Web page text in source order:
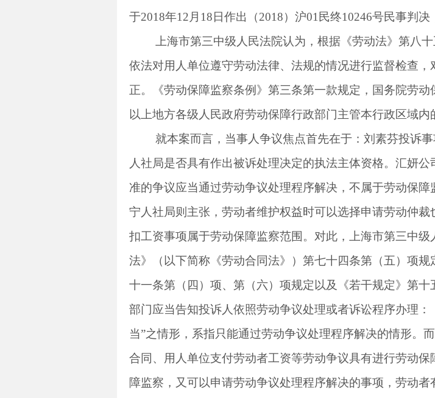
于2018年12 月 18 日作出（2018）沪01 民终10246号民事判决
上海市第三中级人民法院认为，根据《劳动法》第八
依法对用人单位遵守劳动法律、法规的情况进行监督检查
正。《劳动保障监察条例》第三条第一款规定，国务院劳
以上地方各级人民政府劳动保障行政部门主管本行政区域内
就本案而言，当事人争议焦点首先在于：刘素芬投诉
人社局是否具有作出被诉处理决定的执法主体资格。汇妍
准的争议应当通过劳动争议处理程序解决，不属于劳动保
宁人社局则主张，劳动者维护权益时可以选择申请劳动仲
扣工资事项属于劳动保障监察范围。对此，上海市第三中
法》（以下简称《劳动合同法》）第七十四条第（五）项
十一条第（四）项、第（六）项规定以及《若干规定》第
部门应当告知投诉人依照劳动争议处理或者诉讼程序办理
当”之情形，系指只能通过劳动争议处理程序解决的情形。
合同、用人单位支付劳动者工资等劳动争议具有进行劳动
障监察，又可以申请劳动争议处理程序解决的事项，劳动